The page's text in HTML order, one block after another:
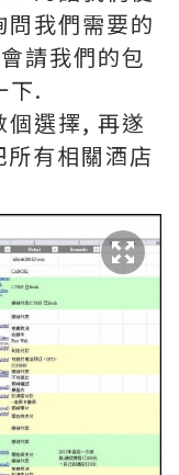
我們需要的
請我們的包
下.
個選擇, 再遂
有相關酒店